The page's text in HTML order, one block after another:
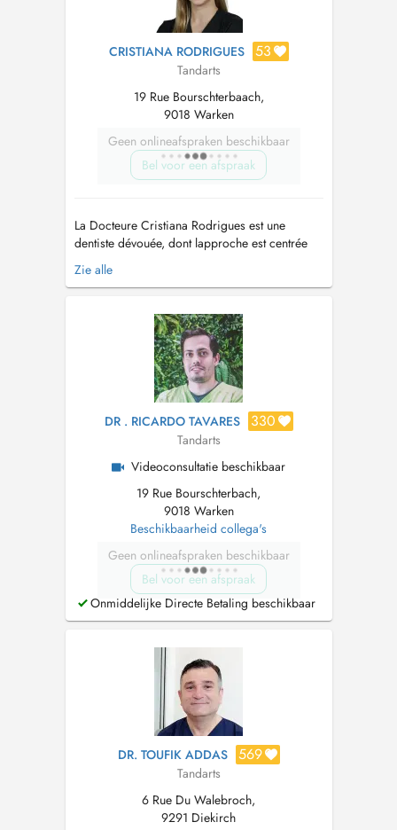
CRISTIANA RODRIGUES 53
Tandarts
19 Rue Bourschterbaach,
9018 Warken
Geen onlineafspraken beschikbaar
Bel voor een afspraak
La Docteure Cristiana Rodrigues est une
dentiste dévouée, dont lapproche est centrée
sur le bien-être, le confort et la confiance de
ses patients. Elle se distingue par son sens du
accorde à chaque situation, en proposant des
soins de haute qualité adapté...
Zie alle
DR . RICARDO TAVARES 330
Tandarts
Videoconsultatie beschikbaar
19 Rue Bourschterbach,
9018 Warken
Beschikbaarheid collega's
Geen onlineafspraken beschikbaar
Bel voor een afspraak
Onmiddelijke Directe Betaling beschikbaar
DR. TOUFIK ADDAS 569
Tandarts
6 Rue Du Walebroch,
9291 Diekirch